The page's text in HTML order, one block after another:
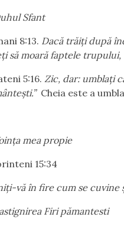
Sfant
8:13. Dacă trăiţi după
să moară faptele trupului,
5:16.Zic, dar: umblaţi
Cheia este a
mea propie
15:34
vă în fire cum se cuvine
Firi pămantesti